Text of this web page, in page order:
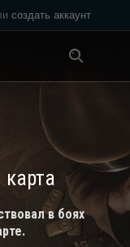
создать аккаунт
карта
в боях